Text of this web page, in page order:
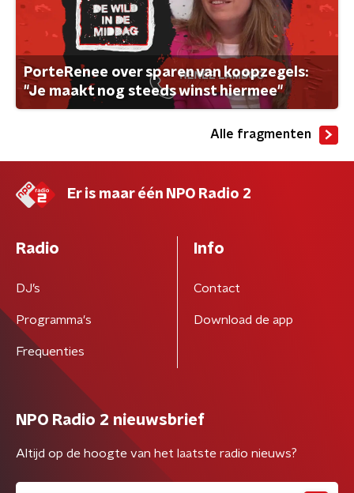
PorteRenee over sparen van koopzegels:
"Je maakt nog steeds winst hiermee"
Alle fragmenten
Er is maar één NPO Radio 2
Radio
DJ’s
Programma's
Frequenties
Info
Contact
Download de app
NPO Radio 2 nieuwsbrief
Altijd op de hoogte van het laatste radio nieuws?